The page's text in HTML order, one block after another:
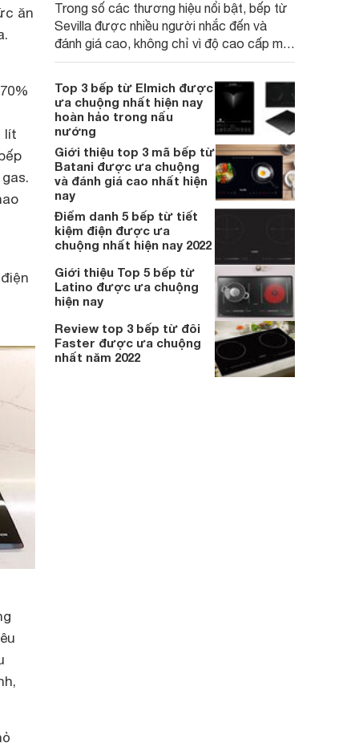
ăn
lít
Trong số các thương hiệu nổi bật, bếp từ
Sevilla được nhiều người nhắc đến và
đánh giá cao, không chỉ vì độ cao cấp mà
còn bởi chất lượng và hiệu suất sử dụng
ưu việt. Cùng Websosanh.vn khám phá
những mẫu bếp từ Sevilla đang được ưa
chuộng nhất hiện nay.
Top 3 bếp từ Elmich được
ưa chuộng nhất hiện nay
hoàn hảo trong nấu
nướng
Giới thiệu top 3 mã bếp từ
Batani được ưa chuộng
và đánh giá cao nhất hiện
nay
Điểm danh 5 bếp từ tiết
kiệm điện được ưa
chuộng nhất hiện nay 2022
Giới thiệu Top 5 bếp từ
Latino được ưa chuộng
hiện nay
Review top 3 bếp từ đôi
Faster được ưa chuộng
nhất năm 2022